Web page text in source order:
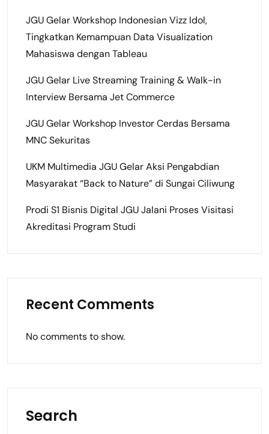
JGU Gelar Workshop Indonesian Vizz Idol,
Tingkatkan Kemampuan Data Visualization
Mahasiswa dengan Tableau
JGU Gelar Live Streaming Training & Walk-in
Interview Bersama Jet Commerce
JGU Gelar Workshop Investor Cerdas Bersama
MNC Sekuritas
UKM Multimedia JGU Gelar Aksi Pengabdian
Masyarakat “Back to Nature” di Sungai Ciliwung
Prodi S1 Bisnis Digital JGU Jalani Proses Visitasi
Akreditasi Program Studi
Recent Comments
No comments to show.
Search